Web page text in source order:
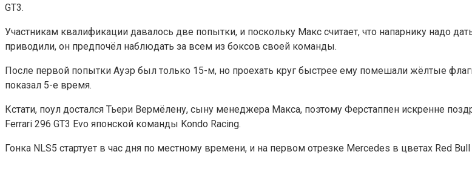
GT3.
Участникам квалификации давалось две попытки, и поскольку Макс считает, что напарнику надо
приводили, он предпочёл наблюдать за всем из боксов своей команды.
После первой попытки Ауэр был только 15-м, но проехать круг быстрее ему помешали жёлтые
показал 5-е время.
Кстати, поул достался Тьери Вермёлену, сыну менеджера Макса, поэтому Ферстаппен искренне
Ferrari 296 GT3 Evo японской команды Kondo Racing.
Гонка NLS5 стартует в час дня по местному времени, и на первом отрезке Mercedes в цветах Red